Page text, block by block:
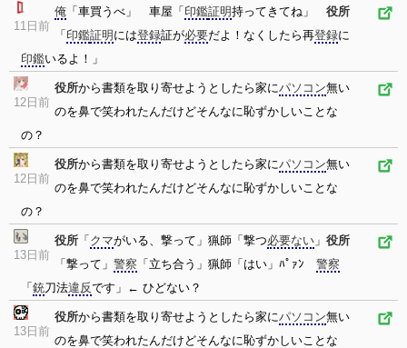
11日前
俺 「車買うべ」 車屋「 印鑑証明持ってきてね」 役所
「 印鑑証明 には登録証が必要だよ！なくしたら再登録に
印鑑いるよ！」
12日前
役所から書類を取り寄せようとしたら家にパソコン無い
のを鼻で笑われたんだけどそんなに恥ずかしいことな
の？
12日前
役所から書類を取り寄せようとしたら家にパソコン無い
のを鼻で笑われたんだけどそんなに恥ずかしいことな
の？
13日前
役所 「 クマがいる、撃って」猟師「撃つ必要ない 」 役所
「撃って」 警察 「立ち合う」猟師「はい」ﾊﾟｧﾝ 警察
「 銃刀法違反です」← ひどない？
13日前
役所から書類を取り寄せようとしたら家にパソコン無い
のを鼻で笑われたんだけどそんなに恥ずかしいことな